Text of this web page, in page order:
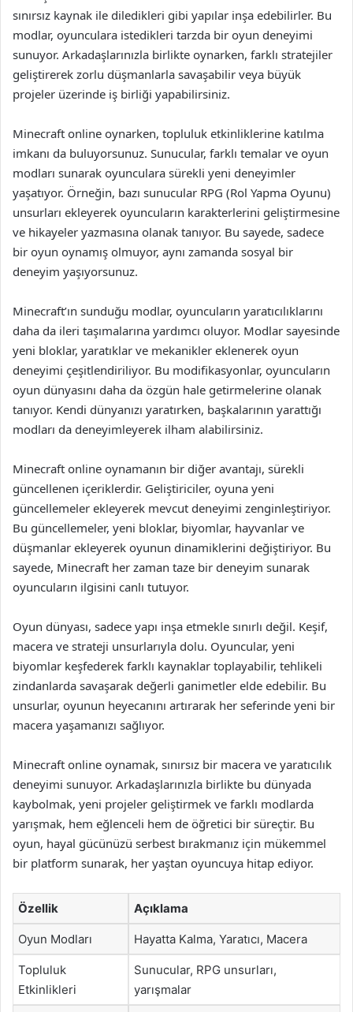
sınırsız kaynak ile diledikleri gibi yapılar inşa edebilirler. Bu
modlar, oyunculara istedikleri tarzda bir oyun deneyimi
sunuyor. Arkadaşlarınızla birlikte oynarken, farklı stratejiler
geliştirerek zorlu düşmanlarla savaşabilir veya büyük
projeler üzerinde iş birliği yapabilirsiniz.
Minecraft online oynarken, topluluk etkinliklerine katılma
imkanı da buluyorsunuz. Sunucular, farklı temalar ve oyun
modları sunarak oyunculara sürekli yeni deneyimler
yaşatıyor. Örneğin, bazı sunucular RPG (Rol Yapma Oyunu)
unsurları ekleyerek oyuncuların karakterlerini geliştirmesine
ve hikayeler yazmasına olanak tanıyor. Bu sayede, sadece
bir oyun oynamış olmuyor, aynı zamanda sosyal bir
deneyim yaşıyorsunuz.
Minecraft’ın sunduğu modlar, oyuncuların yaratıcılıklarını
daha da ileri taşımalarına yardımcı oluyor. Modlar sayesinde
yeni bloklar, yaratıklar ve mekanikler eklenerek oyun
deneyimi çeşitlendiriliyor. Bu modifikasyonlar, oyuncuların
oyun dünyasını daha da özgün hale getirmelerine olanak
tanıyor. Kendi dünyanızı yaratırken, başkalarının yarattığı
modları da deneyimleyerek ilham alabilirsiniz.
Minecraft online oynamanın bir diğer avantajı, sürekli
güncellenen içeriklerdir. Geliştiriciler, oyuna yeni
güncellemeler ekleyerek mevcut deneyimi zenginleştiriyor.
Bu güncellemeler, yeni bloklar, biyomlar, hayvanlar ve
düşmanlar ekleyerek oyunun dinamiklerini değiştiriyor. Bu
sayede, Minecraft her zaman taze bir deneyim sunarak
oyuncuların ilgisini canlı tutuyor.
Oyun dünyası, sadece yapı inşa etmekle sınırlı değil. Keşif,
macera ve strateji unsurlarıyla dolu. Oyuncular, yeni
biyomlar keşfederek farklı kaynaklar toplayabilir, tehlikeli
zindanlarda savaşarak değerli ganimetler elde edebilir. Bu
unsurlar, oyunun heyecanını artırarak her seferinde yeni bir
macera yaşamanızı sağlıyor.
Minecraft online oynamak, sınırsız bir macera ve yaratıcılık
deneyimi sunuyor. Arkadaşlarınızla birlikte bu dünyada
kaybolmak, yeni projeler geliştirmek ve farklı modlarda
yarışmak, hem eğlenceli hem de öğretici bir süreçtir. Bu
oyun, hayal gücünüzü serbest bırakmanız için mükemmel
bir platform sunarak, her yaştan oyuncuya hitap ediyor.
Özellik Açıklama
Oyun Modları Hayatta Kalma, Yaratıcı, Macera
Topluluk
Etkinlikleri
Sunucular, RPG unsurları,
yarışmalar